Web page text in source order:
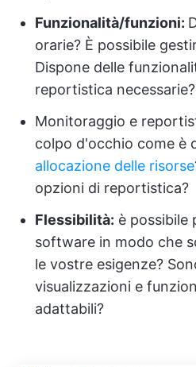
Funzionalità/funzioni:
orarie? È possibile
Dispone delle
reportistica necessarie?
Monitoraggio e
colpo d'occhio come è
allocazione delle risorse
opzioni di reportistica?
Flessibilità: è possibile
software in modo che
le vostre esigenze?
visualizzazioni e
adattabili?